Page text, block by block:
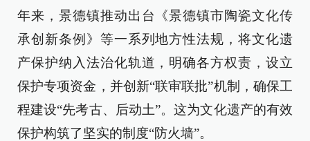
年来，景德镇推动出台《景德镇市陶瓷文化传
承创新条例》等一系列地方性法规，将文化遗
产保护纳入法治化轨道，明确各方权责，设立
保护专项资金，并创新“联审联批”机制，确保工
程建设“先考古、后动土”。这为文化遗产的有效
保护构筑了坚实的制度“防火墙”。